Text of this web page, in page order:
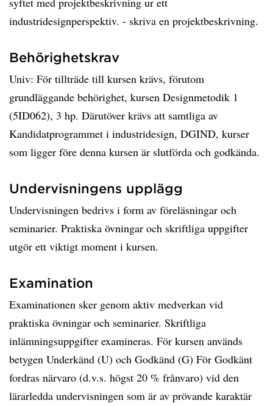
industridesignperspektiv. - skriva en projektbeskrivning.
Behörighetskrav
Univ: För tillträde till kursen krävs, förutom
grundläggande behörighet, kursen Designmetodik 1
(5ID062), 3 hp. Därutöver krävs att samtliga av
Kandidatprogrammet i industridesign, DGIND, kurser
som ligger före denna kursen är slutförda och godkända.
Undervisningens upplägg
Undervisningen bedrivs i form av föreläsningar och
seminarier. Praktiska övningar och skriftliga uppgifter
utgör ett viktigt moment i kursen.
Examination
Examinationen sker genom aktiv medverkan vid
praktiska övningar och seminarier. Skriftliga
inlämningsuppgifter examineras. För kursen används
betygen Underkänd (U) och Godkänd (G) För Godkänt
fordras närvaro (d.v.s. högst 20 % frånvaro) vid den
lärarledda undervisningen som är av prövande karaktär